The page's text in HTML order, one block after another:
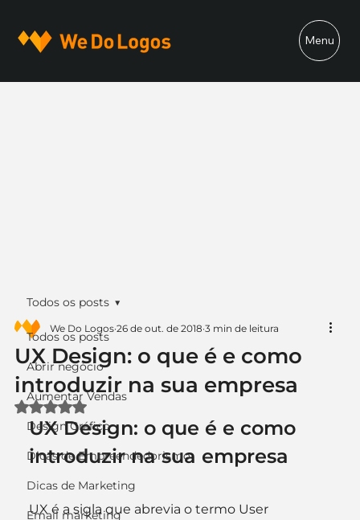
Menu
Todos os posts
Abrir negócio
Aumentar Vendas
Design Gráfico
Dicas de Empreendedorismo
Dicas de Marketing
Email marketing
Todos os posts
UX Design: o que é e como
introduzir na sua empresa
We Do Logos 26 de out. de 2018 3 min de leitura
Avaliado com NaN de 5 estrelas.
UX Design: o que é e como
introduzir na sua empresa
UX é a sigla que abrevia o termo User